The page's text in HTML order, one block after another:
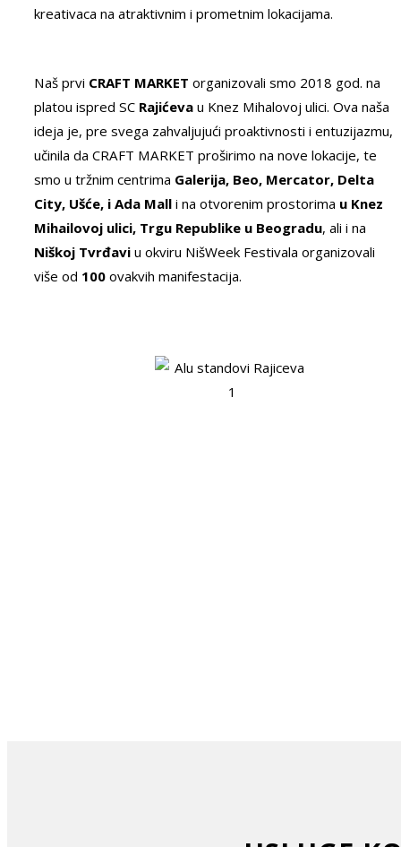
kreativaca na atraktivnim i prometnim lokacijama.
Naš prvi CRAFT MARKET organizovali smo 2018 god. na
platou ispred SC Rajićeva u Knez Mihalovoj ulici. Ova naša
ideja je, pre svega zahvaljujući proaktivnosti i entuzijazmu,
učinila da CRAFT MARKET proširimo na nove lokacije, te
smo u tržnim centrima Galerija, Beo, Mercator, Delta
City, Ušće, i Ada Mall i na otvorenim prostorima u Knez
Mihailovoj ulici, Trgu Republike u Beogradu, ali i na
Niškoj Tvrđavi u okviru NišWeek Festivala organizovali
više od 100 ovakvih manifestacija.